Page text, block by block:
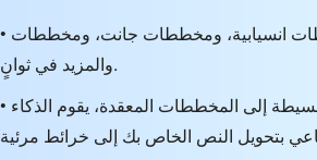
• إنشاء مخططات انسيابية، ومخططات جانت، ومخططات ORM،
والمزيد في ثوانٍ.
• من الملاحظات البسيطة إلى المخططات المعقدة، يقوم الذكاء